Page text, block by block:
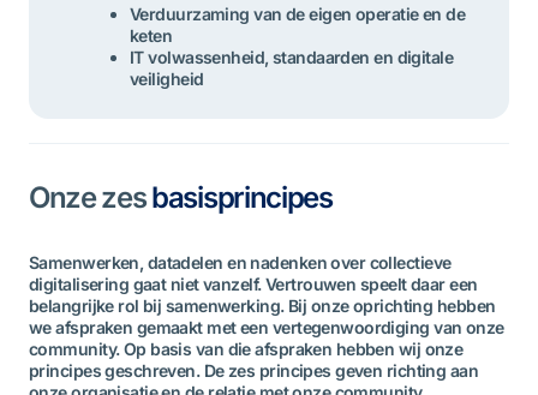
Verduurzaming van de eigen operatie en de
keten
IT volwassenheid, standaarden en digitale
veiligheid
Onze zesbasisprincipes
Samenwerken, datadelen en nadenken over collectieve
digitalisering gaat niet vanzelf. Vertrouwen speelt daar een
belangrijke rol bij samenwerking. Bij onze oprichting hebben
we afspraken gemaakt met een vertegenwoordiging van onze
community. Op basis van die afspraken hebben wij onze
principes geschreven. De zes principes geven richting aan